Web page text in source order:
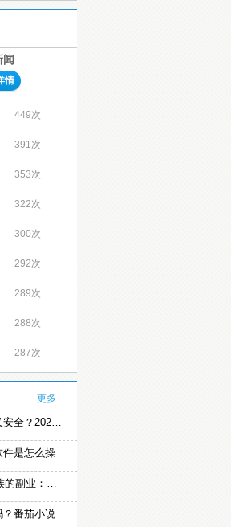
情
449次
391次
353次
322次
300次
292次
289次
288次
287次
更多
赚钱软件哪个赚钱多又安全？2021精选赚钱软件
青龙网转发文章赚钱软件是怎么操作的？
2021年适合女性上班族的副业：女生在家赚钱兼职推荐
番茄小说赚钱是真的吗？番茄小说怎么操作赚钱